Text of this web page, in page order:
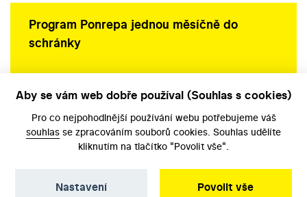
Program Ponrepa jednou měsíčně do
schránky
Aby se vám web dobře používal (Souhlas s cookies)
Pro co nejpohodlnější používání webu potřebujeme váš
souhlas se zpracováním souborů cookies. Souhlas udělíte
kliknutím na tlačítko "Povolit vše".
Povolit vše
Nastavení